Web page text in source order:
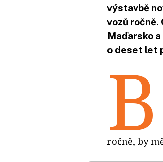
výstavbě
vozů ročně.
Maďarsko
o deset let
B
ročně, by